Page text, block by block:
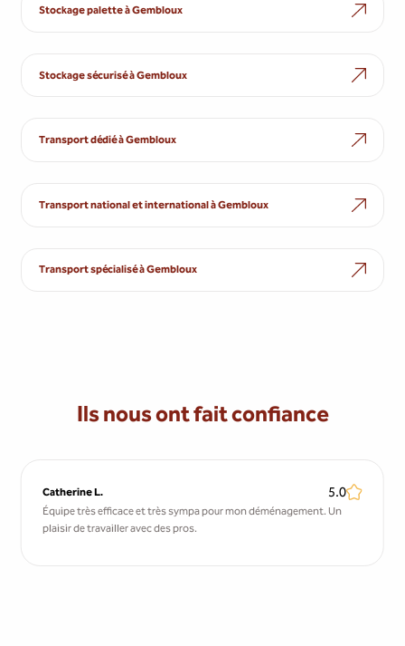
Stockage palette à Gembloux
Stockage sécurisé à Gembloux
Transport dédié à Gembloux
Transport national et international à Gembloux
Transport spécialisé à Gembloux
Ils nous ont fait confiance
Catherine L. 5.0
Équipe très efficace et très sympa pour mon déménagement. Un
plaisir de travailler avec des pros.